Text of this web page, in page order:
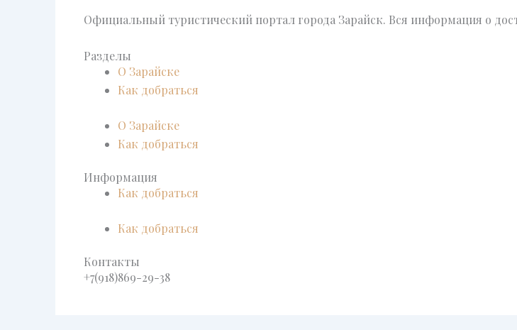
Официальный туристический портал города Зарайск. Вся информация о
Разделы
О Зарайске
Как добраться
О Зарайске
Как добраться
Информация
Как добраться
Как добраться
Контакты
+7(918)869-29-38